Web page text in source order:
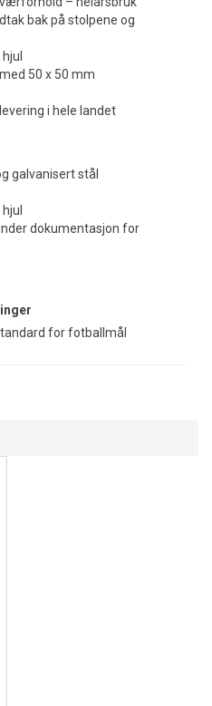
bak på stolpene og
50 x 50 mm
i hele landet
galvanisert stål
dokumentasjon for
for fotballmål